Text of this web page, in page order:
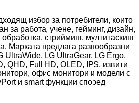
избор за потребители, които
за работа, учене, гейминг, дизайн,
стрийминг, мултитаскинг
Марката предлага разнообразни
UltraWide, LG UltraGear, LG Ergo,
QHD, Full HD, OLED, IPS, извити
офис монитори и модели с
и smart функции според